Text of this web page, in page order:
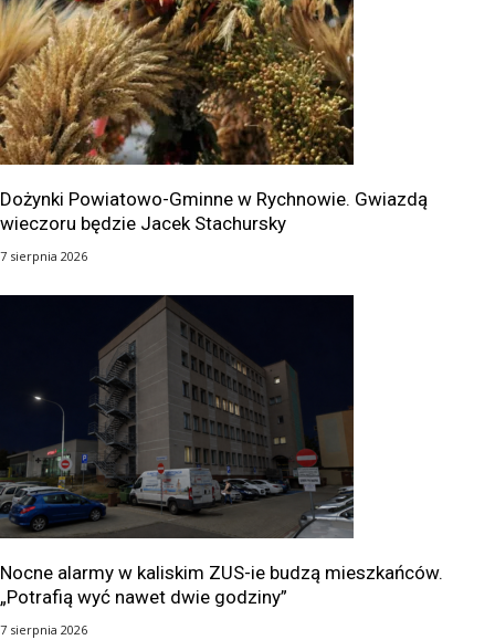
Dożynki Powiatowo-Gminne w Rychnowie. Gwiazdą
wieczoru będzie Jacek Stachursky
7 sierpnia 2026
Nocne alarmy w kaliskim ZUS-ie budzą mieszkańców.
„Potrafią wyć nawet dwie godziny”
7 sierpnia 2026